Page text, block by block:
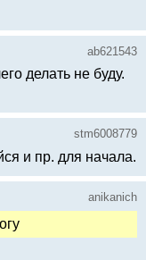
ab621543
делать не буду.
stm6008779
и пр. для начала.
anikanich